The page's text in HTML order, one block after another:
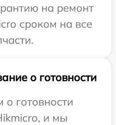
на ремонт
сроком на все
о готовности
готовности
и мы